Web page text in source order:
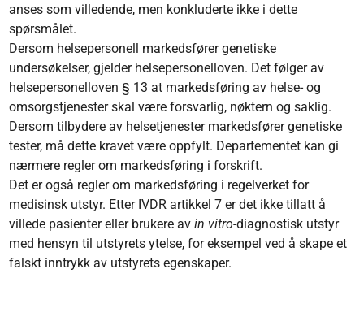
anses som villedende, men konkluderte ikke i dette
spørsmålet.
Dersom helsepersonell markedsfører genetiske
undersøkelser, gjelder helsepersonelloven. Det følger av
helsepersonelloven § 13 at markedsføring av helse- og
omsorgstjenester skal være forsvarlig, nøktern og saklig.
Dersom tilbydere av helsetjenester markedsfører genetiske
tester, må dette kravet være oppfylt. Departementet kan gi
nærmere regler om markedsføring i forskrift.
Det er også regler om markedsføring i regelverket for
medisinsk utstyr. Etter IVDR artikkel 7 er det ikke tillatt å
villede pasienter eller brukere avin vitro-diagnostisk utstyr
med hensyn til utstyrets ytelse, for eksempel ved å skape et
falskt inntrykk av utstyrets egenskaper.